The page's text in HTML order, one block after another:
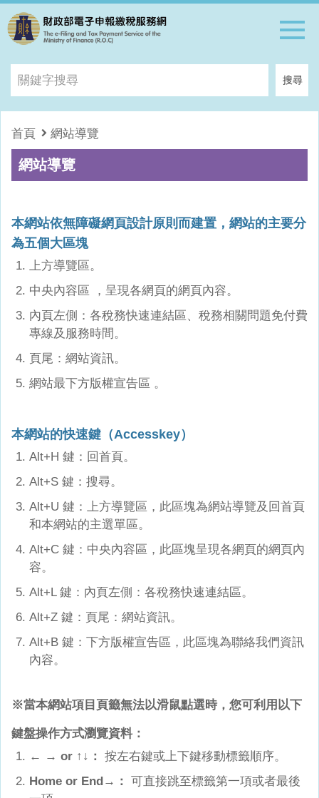
跳到主要內容區
鍵
字
搜尋
首頁 網站導覽
網站導覽
本網站依無障礙網頁設計原則而建置，網站的主要分
為五個大區塊
上方導覽區。
中央內容區 ，呈現各網頁的網頁內容。
內頁左側：各稅務快速連結區、稅務相關問題免付費
專線及服務時間。
頁尾：網站資訊。
網站最下方版權宣告區 。
本網站的快速鍵（Accesskey）
Alt+H 鍵：回首頁。
Alt+S 鍵：搜尋。
Alt+U 鍵：上方導覽區，此區塊為網站導覽及回首頁
和本網站的主選單區。
Alt+C 鍵：中央內容區，此區塊呈現各網頁的網頁內
容。
Alt+L 鍵：內頁左側：各稅務快速連結區。
Alt+Z 鍵：頁尾：網站資訊。
Alt+B 鍵：下方版權宣告區，此區塊為聯絡我們資訊
內容。
※當本網站項目頁籤無法以滑鼠點選時，您可利用以下
鍵盤操作方式瀏覽資料：
← → or ↑↓：
按左右鍵或上下鍵移動標籤順序。
Home or End→：
可直接跳至標籤第一項或者最後